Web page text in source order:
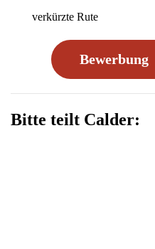
verkürzte Rute
Bewerbung
Bitte teilt Calder: